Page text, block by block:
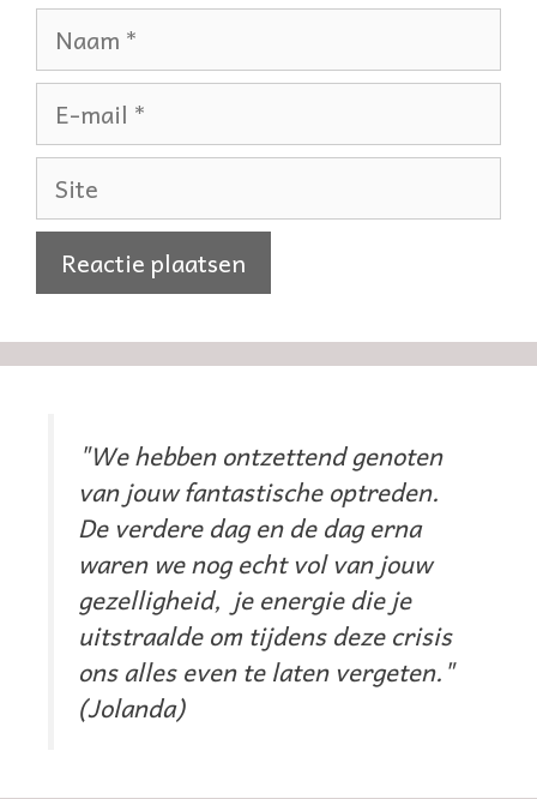
Naam
E-
mail
Site
"We hebben ontzettend genoten
van jouw fantastische optreden.
De verdere dag en de dag erna
waren we nog echt vol van jouw
gezelligheid, je energie die je
uitstraalde om tijdens deze crisis
ons alles even te laten vergeten."
(Jolanda)